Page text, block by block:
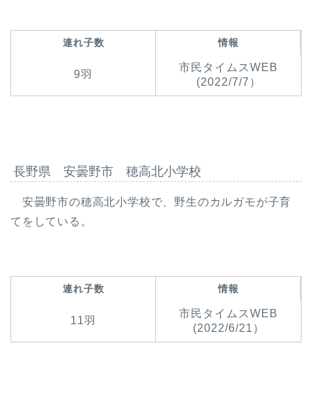
連れ子数 情報
9羽
市民タイムスWEB
(2022/7/7）
長野県 安曇野市 穂高北小学校
安曇野市の穂高北小学校で、野生のカルガモが子育
てをしている。
連れ子数 情報
11羽
市民タイムスWEB
(2022/6/21）